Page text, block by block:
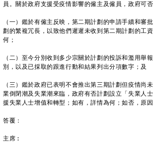
員。關於政府支援受疫情影響的僱主及僱員，政府可否
（一）鑑於有僱主反映，第二期計劃的申請手續和審
劃的繁複冗長，以致他們遲遲未收到第二期計劃的工
何；
（二）至今分別收到多少宗關於計劃的投訴和濫用舉
別，以及已採取的跟進行動和結果列出分項數字；及
（三）鑑於政府已表明不會推出第三期計劃但疫情尚
業倒閉潮及失業潮來臨，政府有否計劃設立「失業人
援失業人士增值和轉型；如有，詳情為何；如否，原
答覆：
主席︰